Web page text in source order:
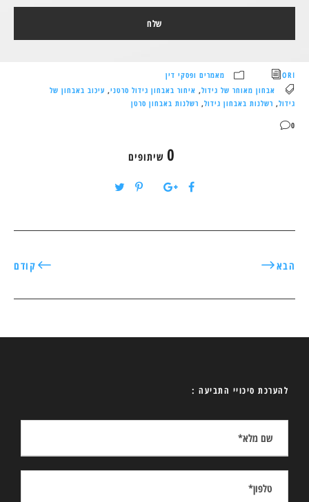
ORI
מאמרים ופסקי דין
אבחון מאוחר של גידול, איחור באבחון גידול סרטני, עיכוב באבחון של
גידול, רשלנות באבחון גידול, רשלנות באבחון סרטן
0
0 שיתופים
קודם הבא
להערכת סיכויי התביעה :